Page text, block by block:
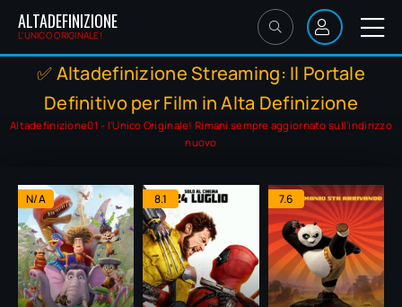
ALTADEFINIZIONE
L'UNICO ORIGINALE!
✅ Altadefinizione Streaming: Il Portale
Definitivo per Film in Alta Definizione
Altadefinizione01 - l'Unico Originale! Rimani sempre aggiornato sull'indirizzo
nuovo
N/A 8.1 7.6